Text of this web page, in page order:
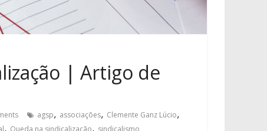
| Artigo de
agsp, associações, Clemente Ganz Lúcio,
, Queda na sindicalização, sindicalismo